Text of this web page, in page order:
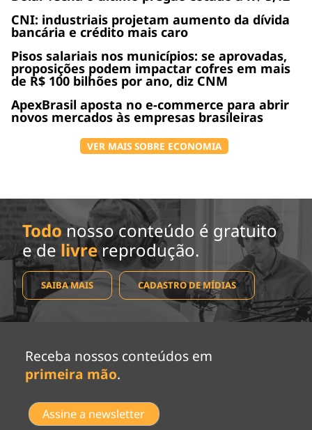
CNI: industriais projetam aumento da dívida
bancária e crédito mais caro
Pisos salariais nos municípios: se aprovadas,
proposições podem impactar cofres em mais
de R$ 100 bilhões por ano, diz CNM
ApexBrasil aposta no e-commerce para abrir
novos mercados às empresas brasileiras
VER MAIS SOBRE ECONOMIA
Todo nosso conteúdo é gratuito
e de livrereprodução.
SAIBA MAIS CADASTRO DE MÍDIAS
Receba nossos conteúdos em
primeira mão.
Assine a newsletter